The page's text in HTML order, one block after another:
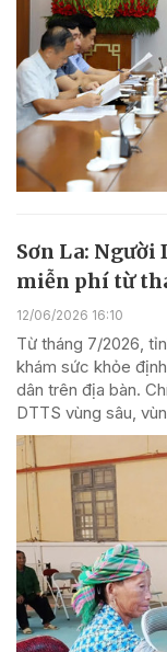
Sơn La: Người
miễn phí từ
12/06/2026 16:10
Từ tháng 7/2026,
khám sức khỏe
dân trên địa bàn.
DTTS vùng sâu,